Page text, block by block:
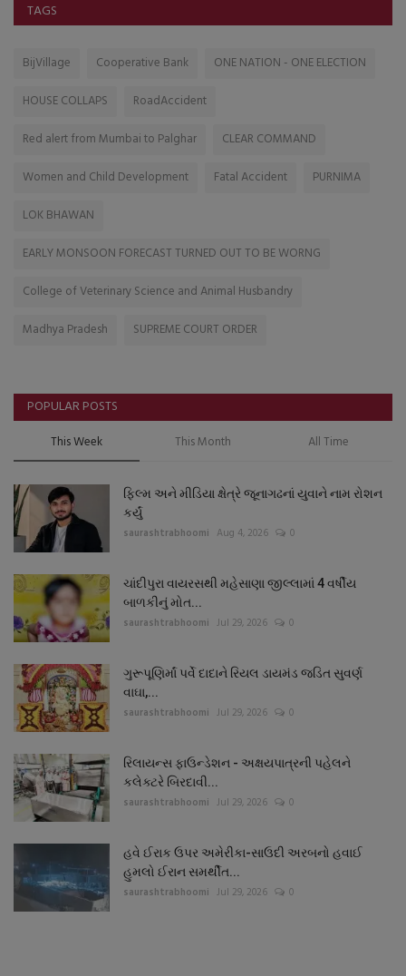
TAGS
BijVillage Cooperative Bank
ONE NATION - ONE ELECTION
HOUSE COLLAPS
RoadAccident
Red alert from Mumbai to Palghar
CLEAR COMMAND
Women and Child Development
Fatal Accident
PURNIMA
LOK BHAWAN
EARLY MONSOON FORECAST TURNED OUT TO BE WORNG
College of Veterinary Science and Animal Husbandry
Madhya Pradesh
SUPREME COURT ORDER
POPULAR POSTS
This Week This Month All Time
ફિલ્મ અને મીડિયા ક્ષેત્રે જૂનાગઢનાં યુવાને નામ રોશન
કર્યું
saurashtrabhoomi Aug 4, 2026 0
ચાંદીપુરા વાયરસથી મહેસાણા જીલ્લામાં 4 વર્ષીય
બાળકીનું મોત...
saurashtrabhoomi Jul 29, 2026 0
ગુરૂપૂણિર્માં પર્વે દાદાને રિયલ ડાયમંડ જડિત સુવર્ણ
વાઘા,...
saurashtrabhoomi Jul 29, 2026 0
રિલાયન્સ ફાઉન્ડેશન - અક્ષયપાત્રની પહેલને
કલેક્ટરે બિરદાવી...
saurashtrabhoomi Jul 29, 2026 0
હવે ઈરાક ઉપર અમેરીકા-સાઉદી અરબનો હવાઈ
હુમલો ઈરાન સમર્થીત...
saurashtrabhoomi Jul 29, 2026 0